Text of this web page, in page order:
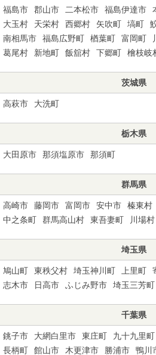
福島市 郡山市 二本松市 福島伊達市
大玉村
天栄村 西郷村 矢吹町 塙町
南相馬市
福島広野町 楢葉町 富岡町
葛尾村
新地町 飯舘村 下郷町 檜枝岐
茨城県
高萩市 大洗町
栃木県
大田原市 那須塩原市 那須町
群馬県
高崎市 藤岡市 富岡市 安中市 榛東村
中之条町
群馬高山村 東吾妻町 川場村
埼玉県
鳩山町 東秩父村 埼玉神川町 上里町
志木市
日高市 ふじみ野市 埼玉三芳町
千葉県
銚子市 大網白里市 東庄町 九十九里町
長柄町
館山市 木更津市 勝浦市 鴨川